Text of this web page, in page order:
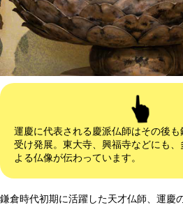
運慶に代表される慶派仏師はその後
受け発展。東大寺、興福寺などにも、
よる仏像が伝わっています。
鎌倉時代初期に活躍した天才仏師、運慶